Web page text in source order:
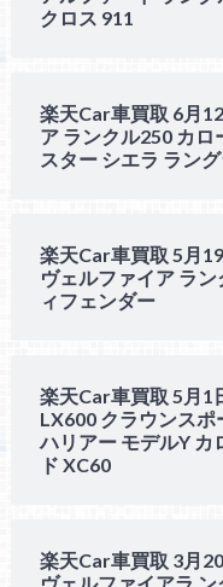
クロス 911
楽天Car車買取 6月
ア ランクル250 カ
スター シエラ ラン
楽天Car車買取 5月
ヴェルファイア ラ
ィフェンダー
楽天Car車買取 5月1
LX600 クラウンス
ハリアー モデルY カ
ド XC60
楽天Car車買取 3月